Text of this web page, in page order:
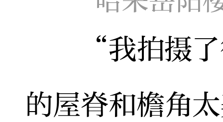
“我拍摄了
的屋脊和檐角